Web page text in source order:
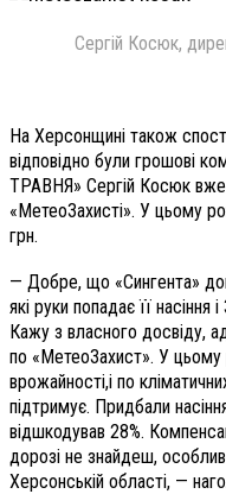
Сергій Косюк,
На Херсонщині також
відповідно були грошові
ТРАВНЯ» Сергій Косюк
«МетеоЗахисті». У цьому
грн.
— Добре, що «Сингента»
які руки попадає її
Кажу з власного досвіду,
по «МетеоЗахист». У цьому
врожайності,і по
підтримує. Придбали
відшкодував 28%.
дорозі не знайдеш,
Херсонській області, —